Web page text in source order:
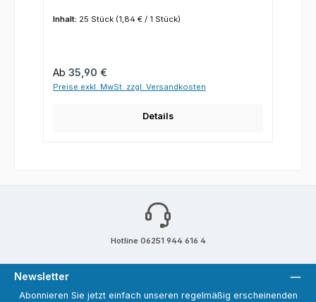
Inhalt: 25 Stück (1,84 € / 1 Stück)
Regulärer Preis:
Ab 35,90 €
Preise exkl. MwSt. zzgl. Versandkosten
Details
Hotline 06251 944 616 4
Newsletter
Abonnieren Sie jetzt einfach unseren regelmäßig erscheinenden